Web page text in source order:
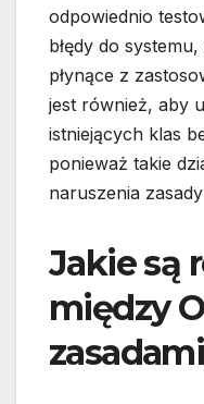
odpowiednio
błędy do
płynące z
jest również, aby
istniejących klas
ponieważ takie
naruszenia
Jakie są
między